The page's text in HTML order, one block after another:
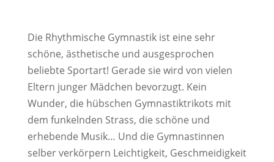
Die Rhythmische Gymnastik ist eine sehr
schöne, ästhetische und ausgesprochen
beliebte Sportart! Gerade sie wird von vielen
Eltern junger Mädchen bevorzugt. Kein
Wunder, die hübschen Gymnastiktrikots mit
dem funkelnden Strass, die schöne und
erhebende Musik… Und die Gymnastinnen
selber verkörpern Leichtigkeit, Geschmeidigkeit